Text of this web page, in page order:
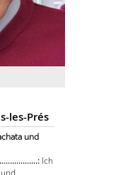
les-Prés
und
Ich